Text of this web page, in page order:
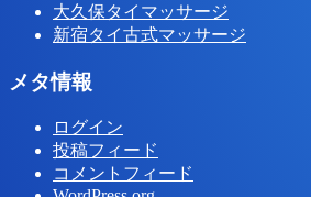
大久保タイマッサージ
新宿タイ古式マッサージ
メタ情報
ログイン
投稿フィード
コメントフィード